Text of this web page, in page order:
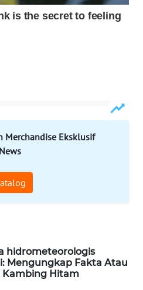
Merchandise Eksklusif
hidrometeorologis
Mengungkap Fakta Atau
Kambing Hitam